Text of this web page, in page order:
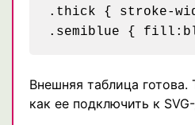
.thick { stroke-
Внешняя таблица
как ее подключить к